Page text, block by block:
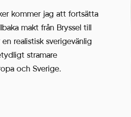
kommer jag att fortsätta
makt från Bryssel till
realistisk sverigevänlig
stramare
och Sverige.